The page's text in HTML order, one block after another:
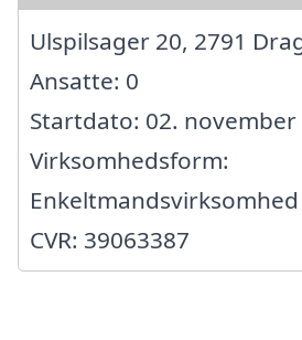
Ulspilsager 20, 2791
Ansatte: 0
Startdato: 02. november
Virksomhedsform:
Enkeltmandsvirksomhed
CVR: 39063387